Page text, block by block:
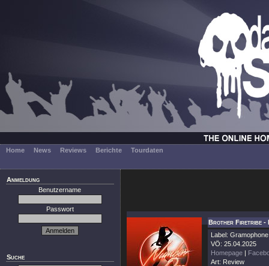
Home News Reviews Berichte Tourdaten
Anmeldung
Benutzername
Passwort
Suche
Brother Firetribe -
Label:
VÖ: 25.04.2025
Homepage |
Art: Review